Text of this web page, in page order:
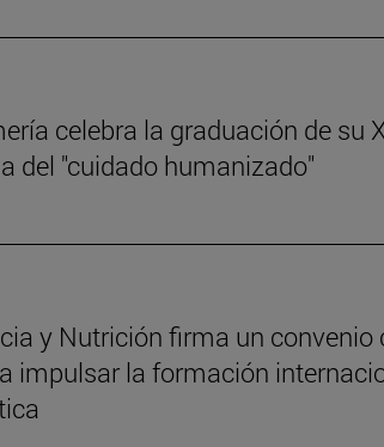
celebra la graduación de su
del "cuidado humanizado"
y Nutrición firma un convenio
impulsar la formación